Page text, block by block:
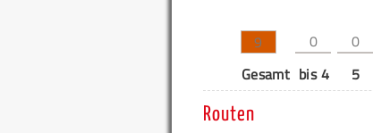
9 0 0
Gesamt bis 4 5
Routen